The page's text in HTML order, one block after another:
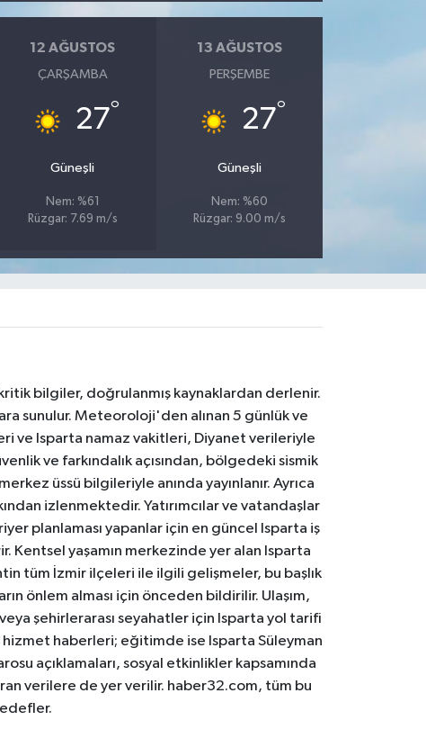
12 AĞUSTOS
ÇARŞAMBA
27°
Güneşli
Nem: %61
Rüzgar: 7.69 m/s
13 AĞUSTOS
PERŞEMBE
27°
Güneşli
Nem: %60
Rüzgar: 9.00 m/s
bilgiler, doğrulanmış kaynaklardan derlenir.
sunulur. Meteoroloji'den alınan 5 günlük ve
ve Isparta namaz vakitleri, Diyanet verileriyle
ve farkındalık açısından, bölgedeki sismik
üssü bilgileriyle anında yayınlanır. Ayrıca
izlenmektedir. Yatırımcılar ve vatandaşlar
planlaması yapanlar için en güncel Isparta iş
Kentsel yaşamın merkezinde yer alan Isparta
tüm İzmir ilçeleri ile ilgili gelişmeler, bu başlık
önlem alması için önceden bildirilir. Ulaşım,
şehirlerarası seyahatler için Isparta yol tarifi
hizmet haberleri; eğitimde ise Isparta Süleyman
açıklamaları, sosyal etkinlikler kapsamında
verilere de yer verilir. haber32.com, tüm bu